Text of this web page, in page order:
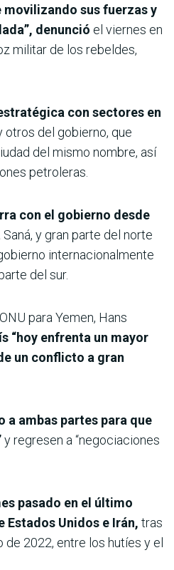
movilizando sus fuerzas y
denunció el viernes en
militar de los rebeldes,
con sectores en
otros del gobierno, que
del mismo nombre, así
petroleras.
con el gobierno desde
y gran parte del norte
internacionalmente
del sur.
para Yemen, Hans
“hoy enfrenta un mayor
un conflicto a gran
a ambas partes para que
y regresen a “negociaciones
pasado en el último
Unidos e Irán, tras
de 2022, entre los hutíes y el